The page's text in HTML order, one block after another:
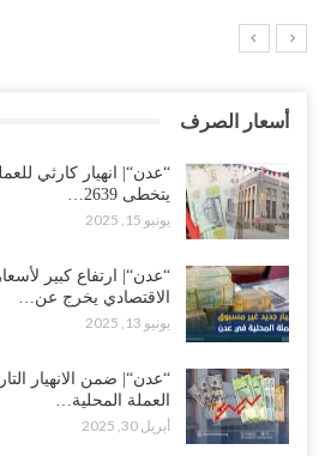
أسعار الصرف
“عدن“| انهيار كارثي
يتخطى 2639…
يونيو 15, 2025
“عدن“| ارتفاع كبير
الاقتصادي يخرج عن…
يونيو 13, 2025
“عدن“| ضمن الانهيار
العملة المحلية…
أبريل 30, 2025